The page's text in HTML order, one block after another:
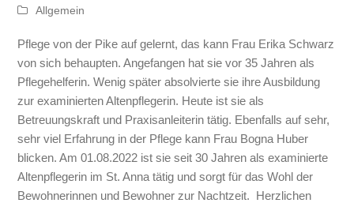
Allgemein
Pflege von der Pike auf gelernt, das kann Frau Erika Schwarz
von sich behaupten. Angefangen hat sie vor 35 Jahren als
Pflegehelferin. Wenig später absolvierte sie ihre Ausbildung
zur examinierten Altenpflegerin. Heute ist sie als
Betreuungskraft und Praxisanleiterin tätig. Ebenfalls auf sehr,
sehr viel Erfahrung in der Pflege kann Frau Bogna Huber
blicken. Am 01.08.2022 ist sie seit 30 Jahren als examinierte
Altenpflegerin im St. Anna tätig und sorgt für das Wohl der
Bewohnerinnen und Bewohner zur Nachtzeit. Herzlichen